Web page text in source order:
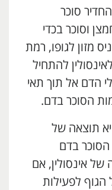
סוכר
וסוכר בכדי
מזון לגופו, רמת
להתחיל
הדם אל תוך תאי
הסוכר בדם.
תוצאה של
בדם
של אינסולין, אם
לפעילות